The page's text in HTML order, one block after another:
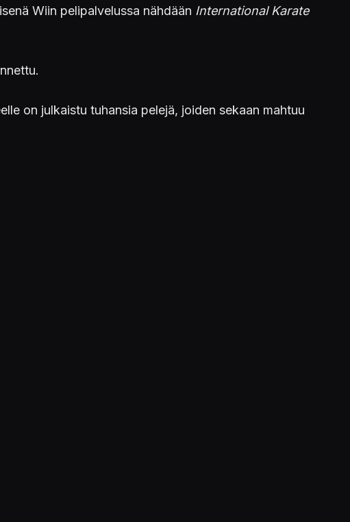
Wiin pelipalvelussa nähdään International Karate
on julkaistu tuhansia pelejä, joiden sekaan mahtuu